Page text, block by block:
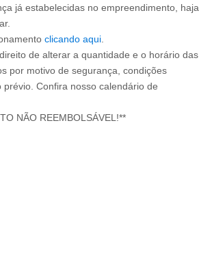
já estabelecidas no empreendimento, haja
clicando aqui
de alterar a quantidade e o horário das
por motivo de segurança, condições
Confira nosso calendário de